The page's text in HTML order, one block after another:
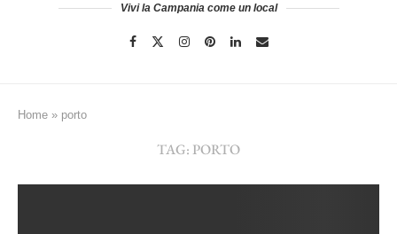
Vivi la Campania come un local
Home » porto
TAG: PORTO